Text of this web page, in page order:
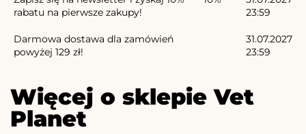
rabatu na pierwsze zakupy!
23:59
Darmowa dostawa dla zamówień
powyżej 129 zł!
31.07.2027
23:59
Więcej o sklepie Vet
Planet